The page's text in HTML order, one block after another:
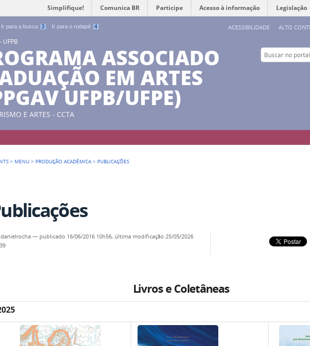
Ir para a busca 3 Ir para o rodapé 4 ACESSIBILIDADE ALTO
Simplifique! Comunica BR Participe Acesso à informação Legislação
UFPB
ASSOCIADO
EM ARTES
UFPB/UFPE)
E ARTES - CCTA
Buscar no portal
> MENU > PRODUÇÃO ACADÊMICA > PUBLICAÇÕES
danielrocha — publicado 16/06/2016 10h56, última modificação 25/05/2026
Livros e Coletâneas